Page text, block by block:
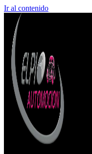
Ir al contenido